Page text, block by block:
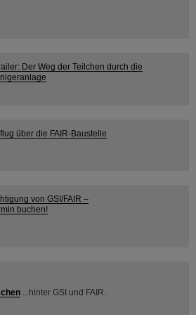
Der Weg der Teilchen durch die
über die FAIR-Baustelle
von GSI/FAIR –
buchen!
...hinter GSI und FAIR.